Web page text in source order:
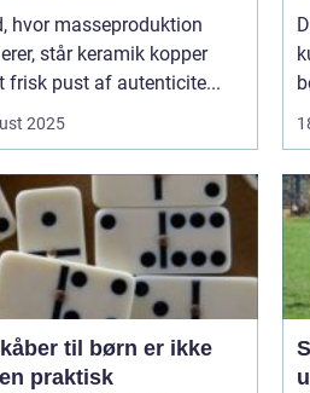
hvor masseproduktion
står keramik kopper
frisk pust af autenticite...
2025
til børn er ikke
praktisk